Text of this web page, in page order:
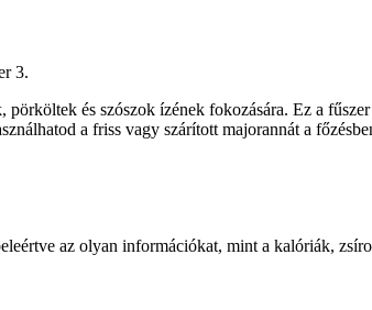
3.
pörköltek és szószok ízének fokozására. Ez a
a friss vagy szárított majorannát a
az olyan információkat, mint a kalóriák,